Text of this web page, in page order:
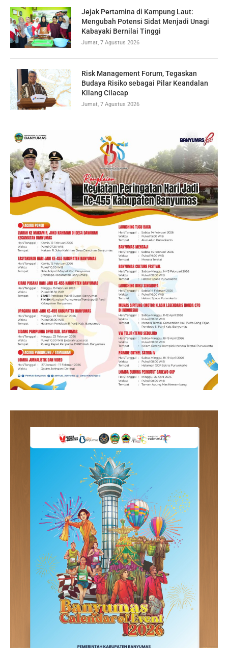
Jejak Pertamina di Kampung Laut:
Mengubah Potensi Sidat Menjadi Unagi
Kabayaki Bernilai Tinggi
Jumat, 7 Agustus 2026
Risk Management Forum, Tegaskan
Budaya Risiko sebagai Pilar Keandalan
Kilang Cilacap
Jumat, 7 Agustus 2026